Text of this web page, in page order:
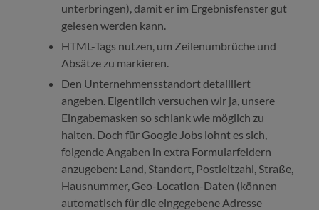
unterbringen), damit er im Ergebnisfenster gut
gelesen werden kann.
HTML-Tags nutzen, um Zeilenumbrüche und
Absätze zu markieren.
Den Unternehmensstandort detailliert
angeben. Eigentlich versuchen wir ja, unsere
Eingabemasken so schlank wie möglich zu
halten. Doch für Google Jobs lohnt es sich,
folgende Angaben in extra Formularfeldern
anzugeben: Land, Standort, Postleitzahl, Straße,
Hausnummer, Geo-Location-Daten (können
automatisch für die eingegebene Adresse